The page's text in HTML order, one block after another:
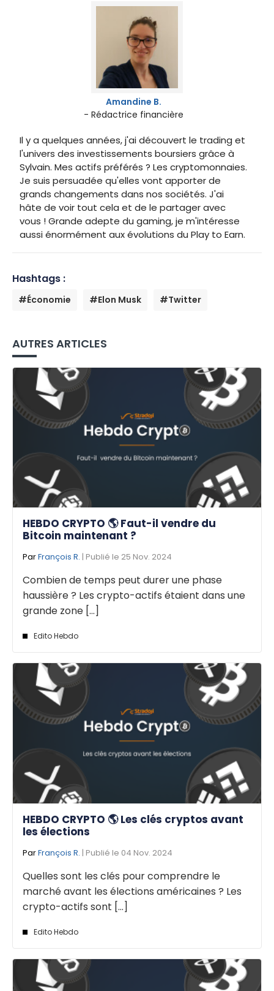
Amandine B.
- Rédactrice financière
Il y a quelques années, j'ai découvert le trading et
l'univers des investissements boursiers grâce à
Sylvain. Mes actifs préférés ? Les cryptomonnaies.
Je suis persuadée qu'elles vont apporter de
grands changements dans nos sociétés. J'ai
hâte de voir tout cela et de le partager avec
vous ! Grande adepte du gaming, je m'intéresse
aussi énormément aux évolutions du Play to Earn.
Hashtags :
#Économie #Elon Musk #Twitter
AUTRES ARTICLES
HEBDO CRYPTO 🌎 Faut-il vendre du
Bitcoin maintenant ?
ParFrançois R. | Publié le 25 Nov. 2024
Combien de temps peut durer une phase
haussière ? Les crypto-actifs étaient dans une
grande zone [...]
Edito Hebdo
HEBDO CRYPTO 🌎 Les clés cryptos avant
les élections
ParFrançois R. | Publié le 04 Nov. 2024
Quelles sont les clés pour comprendre le
marché avant les élections américaines ? Les
crypto-actifs sont [...]
Edito Hebdo